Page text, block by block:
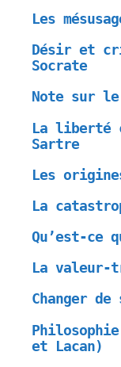
Les
Désir et
Socrate
Note sur
La liberté
Sartre
Les
La
Qu’est-ce
La valeur-
Changer
et Lacan)